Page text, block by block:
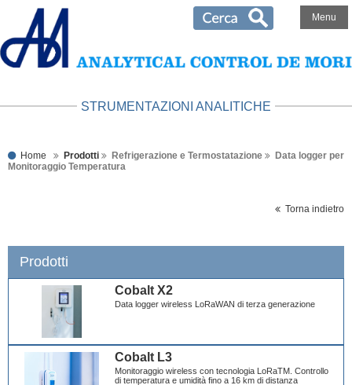
Menu
STRUMENTAZIONI ANALITICHE
Home Prodotti Refrigerazione e Termostatazione
Data logger per
Monitoraggio Temperatura
Torna indietro
Prodotti
Cobalt X2
Data logger wireless LoRaWAN di terza generazione
Cobalt L3
Monitoraggio wireless con tecnologia LoRaTM. Controllo
di temperatura e umidità fino a 16 km di distanza